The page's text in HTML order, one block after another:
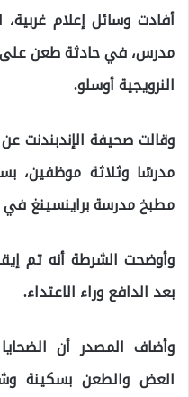
مدرس، في حادثة طعن على
النرويجية أوسلو.
وقالت صحيفة الإندبندنت
مدرسًا وثلاثة موظفين،
مطبخ مدرسة براينسينغ
وأوضحت الشرطة أنه تم
بعد الدافع وراء الاعتداء.
وأضاف المصدر أن
العض والطعن بسكينة